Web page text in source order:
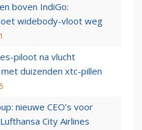
boven IndiGo:
widebody-vloot weg
piloot na vlucht
duizenden xtc-pillen
nieuwe CEO’s voor
City Airlines